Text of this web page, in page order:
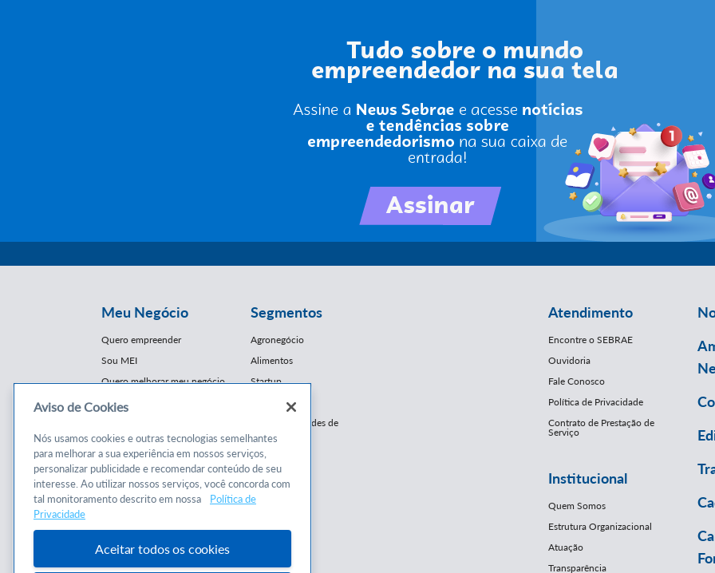
Meu Negócio
Quero empreender
Sou MEI
Quero melhorar meu negócio
Conteúdos
Cursos
Consultorias
Segmentos
Agronegócio
Alimentos
Startup
E-Commerce
Franquias / Redes de
Cooperação
Moda
Moveleiro
Saúde
Mercopar
Atendimento
Encontre o SEBRAE
Ouvidoria
Fale Conosco
Política de Privacidade
Contrato de Prestação de
Serviço
Institucional
Quem Somos
Estrutura Organizacional
Atuação
Transparência
Aviso de Cookies
Nós usamos cookies e outras tecnologias semelhantes
para melhorar a sua experiência em nossos serviços,
personalizar publicidade e recomendar conteúdo de seu
interesse. Ao utilizar nossos serviços, você concorda com
tal monitoramento descrito em nossa
Política de
Privacidade
Aceitar todos os cookies